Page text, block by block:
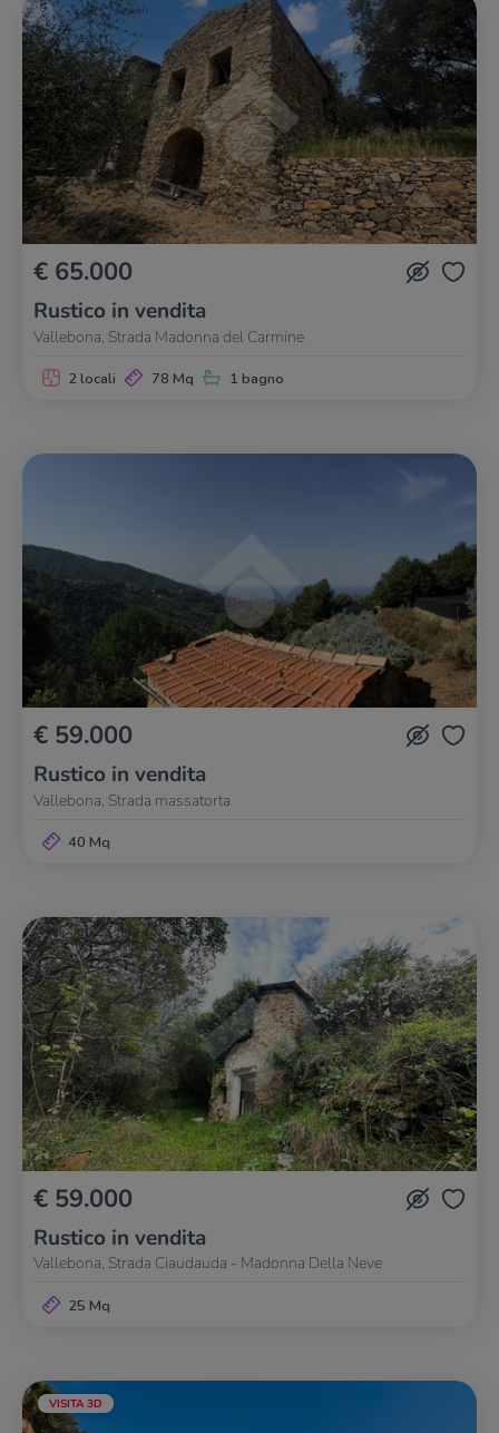
€ 65.000
Rustico in vendita
Vallebona, Strada Madonna del Carmine
2 locali 78 Mq 1 bagno
€ 59.000
Rustico in vendita
Vallebona, Strada massatorta
40 Mq
€ 59.000
Rustico in vendita
Vallebona, Strada Ciaudauda - Madonna Della Neve
25 Mq
VISITA 3D